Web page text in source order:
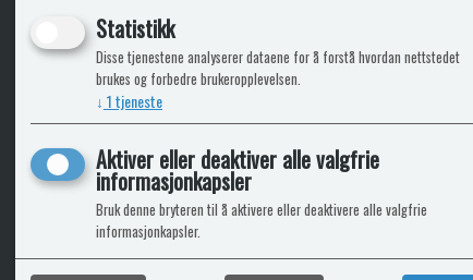
Statistikk
Disse tjenestene analyserer dataene for å forstå hvordan nettstedet
brukes og forbedre brukeropplevelsen.
↓ 1tjeneste
Aktiver eller deaktiver alle valgfrie
informasjonkapsler
Bruk denne bryteren til å aktivere eller deaktivere alle valgfrie
informasjonkapsler.